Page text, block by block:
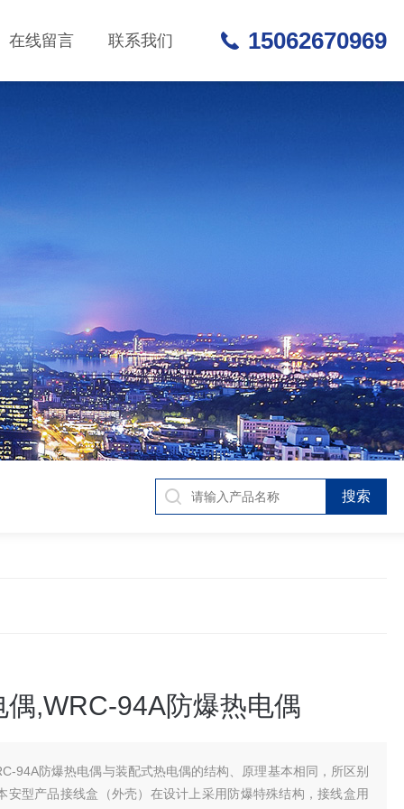
在线留言 联系我们 15062670969
偶,WRC-94A防爆热电偶
94A防爆热电偶与装配式热电偶的结构、原理基本相同，所区别
安型产品接线盒（外壳）在设计上采用防爆特殊结构，接线盒用